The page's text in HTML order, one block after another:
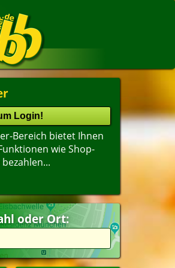
Bereich bietet Ihnen
wie Shop-
oder Ort: